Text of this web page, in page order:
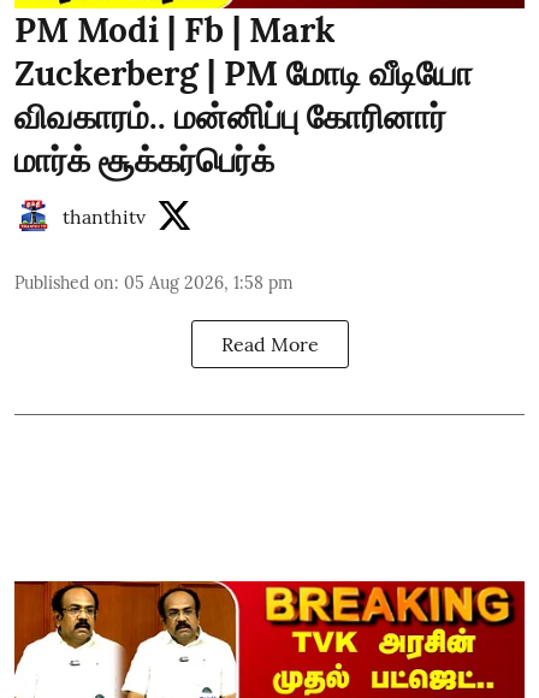
PM Modi | Fb | Mark
Zuckerberg | PM மோடி வீடியோ
விவகாரம்.. மன்னிப்பு கோரினார்
மார்க் சூக்கர்பெர்க்
thanthitv
Published on: 05 Aug 2026, 1:58 pm
Read More